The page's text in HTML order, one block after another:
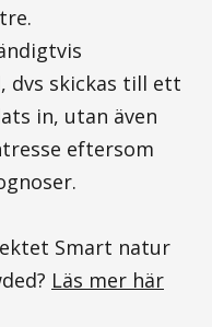
dvs skickas till ett
in, utan även
eftersom
Smart natur
Läs mer här